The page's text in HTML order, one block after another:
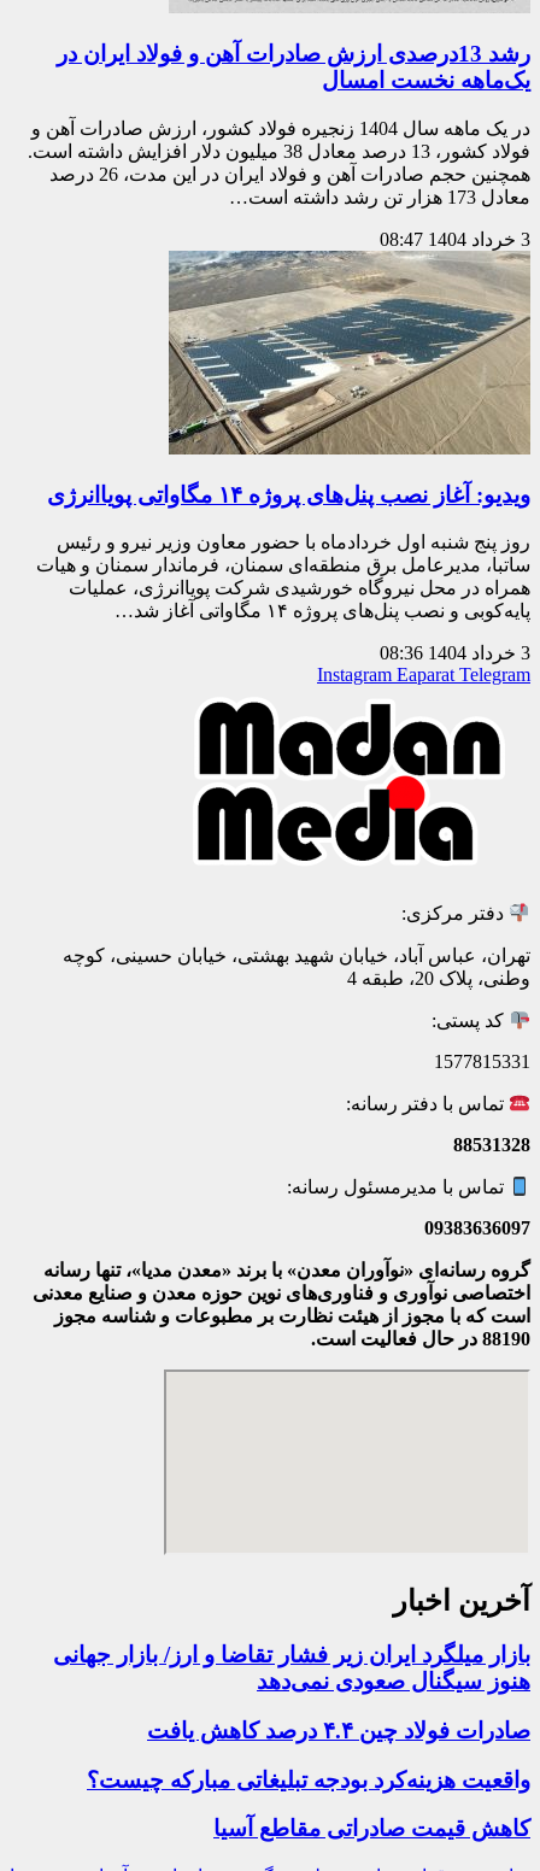
رشد 13درصدی ارزش صادرات آهن و فولاد ایران در
یک‌ماهه نخست امسال
در یک ماهه سال 1404 زنجیره فولاد کشور، ارزش صادرات آهن و
فولاد کشور، 13 درصد معادل 38 میلیون دلار افزایش داشته است.
همچنین حجم صادرات آهن و فولاد ایران در این مدت، 26 درصد
معادل 173 هزار تن رشد داشته است…
3 خرداد 1404 08:47
ویدیو: آغاز نصب پنل‌های پروژه ۱۴ مگاواتی پویاانرژی
روز پنج شنبه اول خردادماه با حضور معاون وزیر نیرو و رئیس
ساتبا، مدیرعامل برق منطقه‌ای سمنان، فرماندار سمنان و هیات
همراه در محل نیروگاه خورشیدی شرکت پویاانرژی، عملیات
پایه‌کوبی و نصب پنل‌های‌ پروژه ۱۴ مگاواتی آغاز شد…
3 خرداد 1404
08:36
Instagram Eaparat Telegram
دفتر مرکزی:
تهران، عباس آباد، خیابان شهید بهشتی، خیابان حسینی، کوچه
وطنی، پلاک 20، طبقه 4
کد پستی:
1577815331
تماس با دفتر رسانه:
88531328
تماس با مدیرمسئول رسانه:
09383636097
گروه رسانه‌ای «نوآوران معدن» با برند «معدن مدیا»، تنها رسانه
اختصاصی نوآوری و فناوری‌های نوین حوزه معدن و صنایع معدنی‌
است که با مجوز از هیئت نظارت بر مطبوعات و شناسه مجوز
88190 در حال فعالیت است.
آخرین اخبار
بازار میلگرد ایران زیر فشار تقاضا و ارز/ بازار جهانی
هنوز سیگنال صعودی نمی‌دهد
صادرات فولاد چین ۴.۴ درصد کاهش یافت
واقعیت هزینه‌کرد بودجه تبلیغاتی مبارکه چیست؟
کاهش قیمت صادراتی مقاطع آسیا